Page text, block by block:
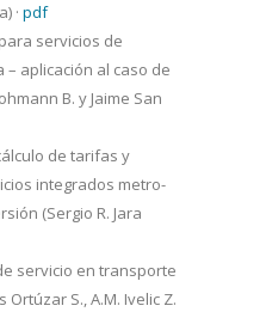
· pdf
servicios de
– aplicación al caso de
B. y Jaime San
de tarifas y
integrados metro-
(Sergio R. Jara
servicio en transporte
Ortúzar S., A.M. Ivelic Z.